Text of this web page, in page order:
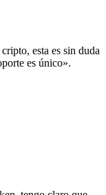
esta es sin duda
es único».